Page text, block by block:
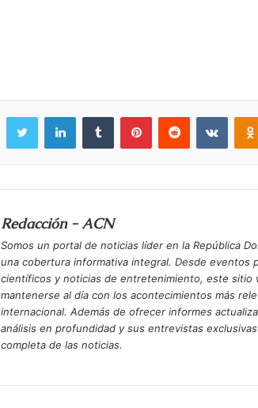
Redacción - ACN
Somos un portal de noticias líder en la República
una cobertura informativa integral. Desde eventos
científicos y noticias de entretenimiento, este sitio
mantenerse al día con los acontecimientos más
internacional. Además de ofrecer informes
análisis en profundidad y sus entrevistas
completa de las noticias.